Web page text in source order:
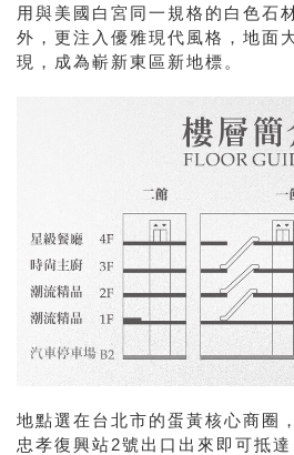
用與美國白宮同一規格的白色石
外，更注入優雅現代風格，地面
現，成為嶄新東區新地標。
地點選在台北市的蛋黃核心商圈
忠孝復興站2號出口出來即可抵